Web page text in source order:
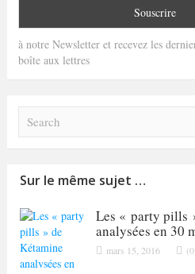
à notre Newsletter et recevez les
boîte aux lettres
Sur le même sujet …
Les « party pills
analysées en 30
mars 15, 2016